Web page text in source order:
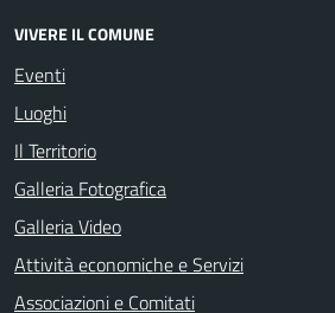
VIVERE IL COMUNE
Eventi
Luoghi
Il Territorio
Galleria Fotografica
Galleria Video
Attività economiche e Servizi
Associazioni e Comitati